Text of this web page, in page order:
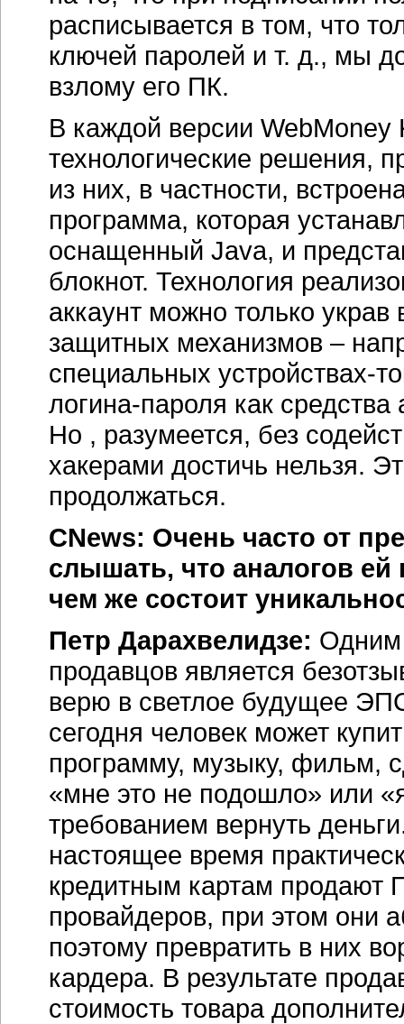
расписывается в том, что
ключей паролей и т. д., мы
взлому его ПК.
В каждой версии
технологические решения,
из них, в частности,
программа, которая
оснащенный Java, и
блокнот. Технология
аккаунт можно только
защитных механизмов –
специальных устройствах-
логина-пароля как
Но , разумеется, без
хакерами достичь нельзя.
продолжаться.
CNews: Очень часто от
слышать, что аналогов
чем же состоит
Петр Дарахвелидзе: Одним
продавцов является
верю в светлое будущее
сегодня человек может
программу, музыку, фильм,
«мне это не подошло» или
требованием вернуть
настоящее время
кредитным картам продают
провайдеров, при этом они
поэтому превратить в них
кардера. В результате
стоимость товара